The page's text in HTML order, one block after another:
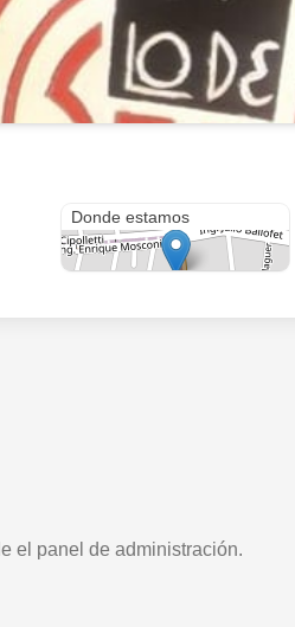
Donde estamos
el panel de administración.